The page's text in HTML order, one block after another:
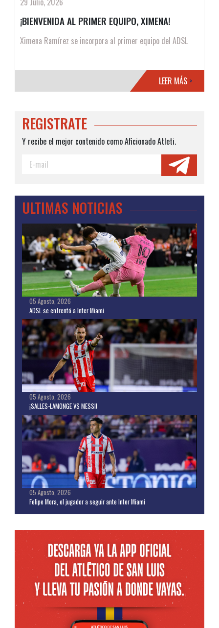
REGISTRATE
Y recibe el mejor contenido como Aficionado Atleti.
ULTIMAS NOTICIAS
05 Agosto, 2026
ADSL se enfrentó a Inter Miami
05 Agosto, 2026
¡SALLES-LAMONGE VS MESSI!
05 Agosto, 2026
Felipe Mora, el jugador a seguir ante Inter Miami
¡BIENVENIDA AL PRIMER EQUIPO, XIMENA!
Ximena Ramírez se incorpora al primer equipo del ADSL
LEER MÁS >